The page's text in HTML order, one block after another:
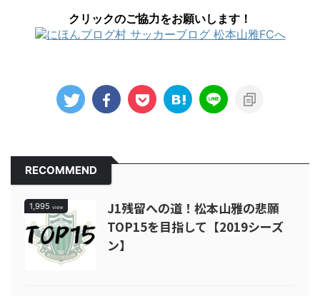
クリックのご協力をお願いします！
RECOMMEND
1,995 view
J1残留への道！松本山雅の悲願
TOP15を目指して【2019シーズ
ン】